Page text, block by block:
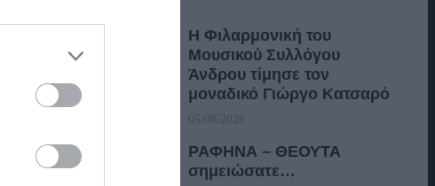
Η Φιλαρμονική του
Μουσικού Συλλόγου
Άνδρου τίμησε τον
μοναδικό Γιώργο Κατσαρό
05/08/2026
ΡΑΦΗΝΑ – ΘΕΟΥΤΑ
σημειώσατε…